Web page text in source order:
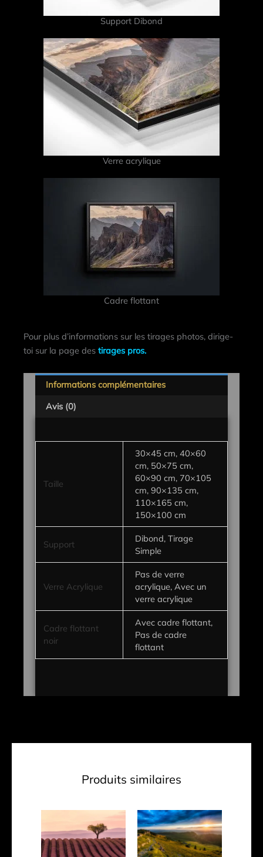
Support Dibond
Verre acrylique
Cadre flottant
Pour plus d’informations sur les tirages photos, dirige-
toi sur la page des tirages pros.
Informations complémentaires
Avis (0)
Taille
30×45 cm, 40×60
cm, 50×75 cm,
60×90 cm, 70×105
cm, 90×135 cm,
110×165 cm,
150×100 cm
Support
Dibond, Tirage
Simple
Verre Acrylique
Pas de verre
acrylique, Avec un
verre acrylique
Cadre flottant
noir
Avec cadre flottant,
Pas de cadre
flottant
Produits similaires
Plage
de
prix :
CHF 77.70
à
produit
a
Plage
de
prix :
CHF 77.70
à
Ce
produit
a